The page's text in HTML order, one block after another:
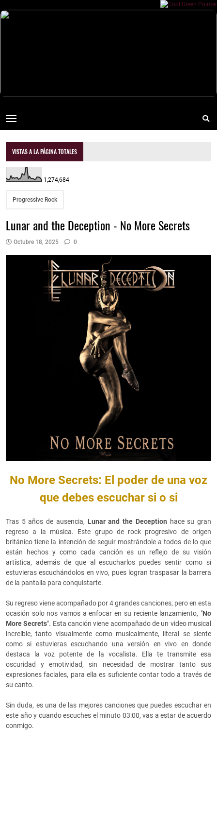
VISTAS A LA PÁGINA TOTALES
1,274,684
Progressive Rock
Lunar and the Deception - No More Secrets
Octubre 18, 2025 0
No More Secrets: El poder de una voz
que debes escuchar si o si
Tras 5 años de ausencia, Lunar and the Deception hace su gran
regreso a la música. Este grupo de rock progresivo de origen
británico tiene la intención de seguir mostrándole a todos de lo que
están hechos y como cada canción es un reflejo de su visión
artística, además de que al escucharlos puedes sentir como si
estuvieras escuchándolos en vivo, pues logran traspasar la barrera
de la pantalla para conquistarte.
Su regreso viene acompañado por 4 grandes canciones, pero en esta
ocasión solo nos vamos a enfocar en su reciente lanzamiento, "No
More Secrets". Esta canción viene acompañado de un video musical
increíble, tanto visualmente como musicalmente, literal se siente
como si estuvieras escuchando una versión en vivo en donde
destaca la voz potente de la vocalista. Ella te transmite esa
oscuridad y emotividad, sin necesidad de mostrar tanto sus
expresiones faciales, para ella es suficiente contar todo a través de
su canto.
Sin duda, es una de las mejores canciones que puedes escuchar en
este año y cuando escuches el minuto 03:00, vas a estar de acuerdo
conmigo.